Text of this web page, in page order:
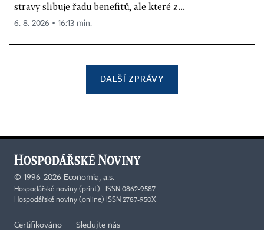
stravy slibuje řadu benefitů, ale které z...
6. 8. 2026 ▪ 16:13 min.
DALŠÍ ZPRÁVY
© 1996-2026 Economia, a.s.
Hospodářské noviny (print) ISSN 0862-9587
Hospodářské noviny (online) ISSN 2787-950X
Certifikováno Sledujte nás